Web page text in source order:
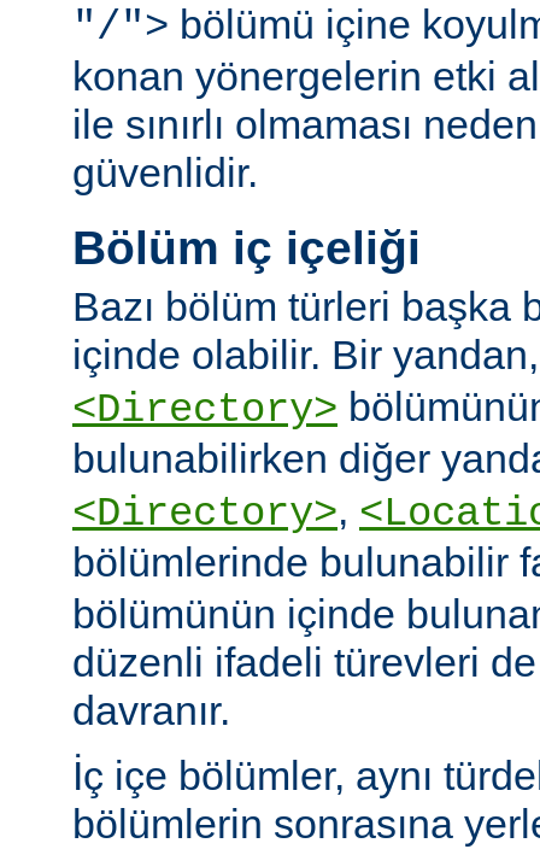
"/"> bölümü içine
konan yönergelerin etki
ile sınırlı olmaması
güvenlidir.
Bölüm iç içeliği
Bazı bölüm türleri başka
içinde olabilir. Bir
<Directory>
bulunabilirken diğer
<Directory>,
bölümlerinde bulunabilir
bölümünün içinde
düzenli ifadeli türevleri
davranır.
İç içe bölümler, aynı
bölümlerin sonrasına